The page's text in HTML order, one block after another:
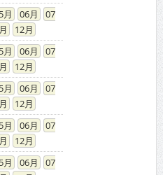
06
07
12
06
07
12
06
07
12
06
07
12
06
07